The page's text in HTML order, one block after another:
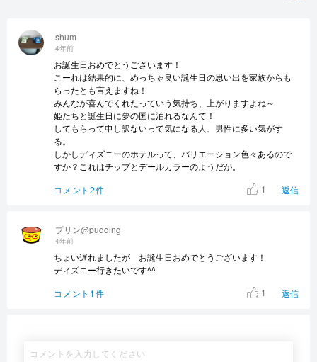
プリン@pudding
4年前
ちょい遅れましたが お誕生日おめでとうございます！
ディズニー行きたいです^^
コメント1件
1 返信
shum
4年前
お誕生日おめでとうございます！
こーれは結果的に、めっちゃ良い誕生日の思い出を家族からも
らったとも言えますね！
みんなが喜んでくれたっていう気持ち、上がりますよね～
姫たちと誕生日に夢の国に泊れるなんて！
してもらって申し訳ないって気になる人、男性に多い気がす
る。
しかしディズニーのホテルって、バリエーション色々あるので
すか？これはチップとデールカラーのようだが。
コメント2件
1 返信